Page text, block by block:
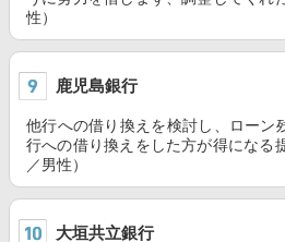
性）
鹿児島銀行
他行への借り換えを検討し、ローン
行への借り換えをした方が得になる
／男性）
大垣共立銀行